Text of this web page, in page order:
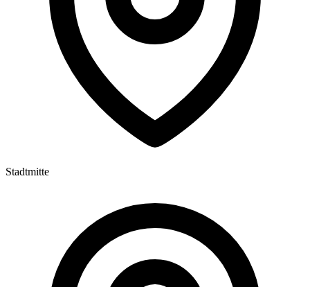
Stadtmitte